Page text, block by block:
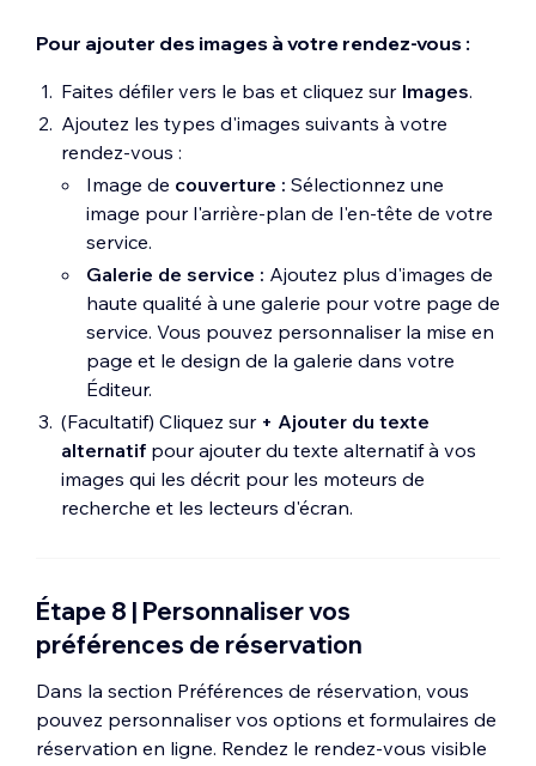
Pour ajouter des images à votre rendez-vous :
Faites défiler vers le bas et cliquez sur Images.
Ajoutez les types d'images suivants à votre
rendez-vous :
Image de couverture : Sélectionnez une
image pour l'arrière-plan de l'en-tête de votre
service.
Galerie de service : Ajoutez plus d'images de
haute qualité à une galerie pour votre page de
service. Vous pouvez personnaliser la mise en
page et le design de la galerie dans votre
Éditeur.
(Facultatif) Cliquez sur + Ajouter du texte
alternatif pour ajouter du texte alternatif à vos
images qui les décrit pour les moteurs de
recherche et les lecteurs d'écran.
Étape 8 | Personnaliser vos
préférences de réservation
Dans la section Préférences de réservation, vous
pouvez personnaliser vos options et formulaires de
réservation en ligne. Rendez le rendez-vous visible